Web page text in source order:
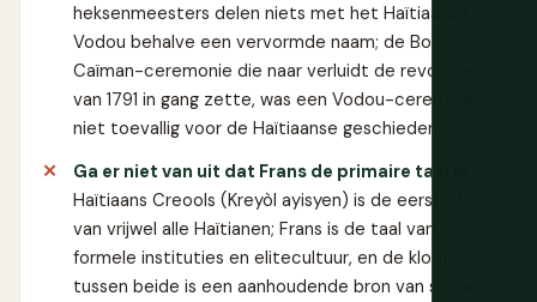
heksenmeesters delen niets met het Haïtiaanse
Vodou behalve een vervormde naam; de Bois
Caïman-ceremonie die naar verluidt de revolutie
van 1791 in gang zette, was een Vodou-ceremonie,
niet toevallig voor de Haïtiaanse geschiedenis.
Ga er niet van uit dat Frans de primaire taal is.
Haïtiaans Creools (Kreyòl ayisyen) is de eerste taal
van vrijwel alle Haïtianen; Frans is de taal van
formele instituties en elitecultuur, en de kloof
tussen beide is een aanhoudende bron van sociale